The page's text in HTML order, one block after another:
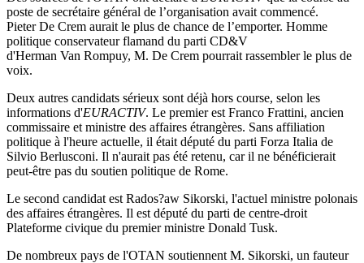
poste de secrétaire général de l’organisation avait commencé.
Pieter De Crem aurait le plus de chance de l’emporter. Homme
politique conservateur flamand du parti CD&V
d'Herman Van Rompuy, M. De Crem pourrait rassembler le plus de
voix.
Deux autres candidats sérieux sont déjà hors course, selon les
informations d'EURACTIV. Le premier est Franco Frattini, ancien
commissaire et ministre des affaires étrangères. Sans affiliation
politique à l'heure actuelle, il était député du parti Forza Italia de
Silvio Berlusconi. Il n'aurait pas été retenu, car il ne bénéficierait
peut-être pas du soutien politique de Rome.
Le second candidat est Rados?aw Sikorski, l'actuel ministre polonais
des affaires étrangères. Il est député du parti de centre-droit
Plateforme civique du premier ministre Donald Tusk.
De nombreux pays de l'OTAN soutiennent M. Sikorski, un fauteur